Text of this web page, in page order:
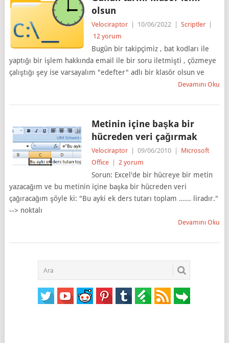
olsun
Velociraptor 10/06/2022 Scriptler
12 yorum
Bugün bir takipçimiz , bat kodları ile
yaptığı bir işlem hakkında email ile bir soru iletmişti , çözmeye
çalıştığı şey ise varsayalım "edefter" adlı bir klasör olsun ve
Devamını Oku
Metinin içine başka bir
hücreden veri çağırmak
Velociraptor 09/06/2010
Microsoft
Office
2 yorum
Sorun: Excel'de bir hücreye bir metin
yazacağım ve bu metinin içine başka bir hücreden veri
çağıracağım şöyle ki: "Bu ayki ek ders tutarı toplam ...... liradır."
--> noktalı
Devamını Oku